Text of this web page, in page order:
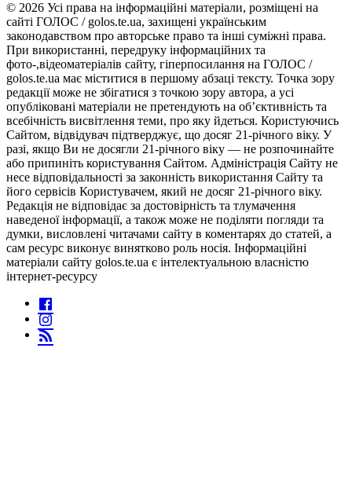
© 2026 Усі права на інформаційні матеріали, розміщені на
сайті ГОЛОС / golos.te.ua, захищені українським
законодавством про авторське право та інші суміжні права.
При використанні, передруку інформаційних та
фото-,відеоматеріалів сайту, гіперпосилання на ГОЛОС /
golos.te.ua має міститися в першому абзаці тексту. Точка зору
редакції може не збігатися з точкою зору автора, а усі
опубліковані матеріали не претендують на об’єктивність та
всебічність висвітлення теми, про яку йдеться. Користуючись
Сайтом, відвідувач підтверджує, що досяг 21-річного віку. У
разі, якщо Ви не досягли 21-річного віку — не розпочинайте
або припиніть користування Сайтом. Адміністрація Сайту не
несе відповідальності за законність використання Сайту та
його сервісів Користувачем, який не досяг 21-річного віку.
Редакція не відповідає за достовірність та тлумачення
наведеної інформації, а також може не поділяти погляди та
думки, висловлені читачами сайту в коментарях до статей, а
сам ресурс виконує винятково роль носія. Інформаційні
матеріали сайту golos.te.ua є інтелектуальною власністю
інтернет-ресурсу